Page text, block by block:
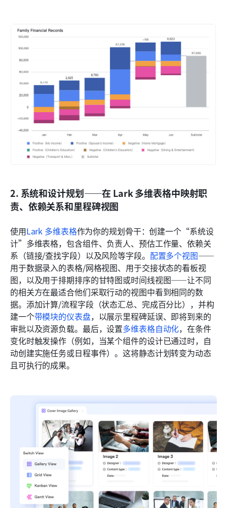
2. 系统和设计规划——在 Lark 多维表格中映射职
责、依赖关系和里程碑视图
使用Lark 多维表格作为你的规划骨干：创建一个“系统设
计”多维表格，包含组件、负责人、预估工作量、依赖关
系（链接/查找字段）以及风险等字段。 配置多个视图——
用于数据录入的表格/网格视图、用于交接状态的看板视
图，以及用于排期排序的甘特图或时间线视图——让不同
的相关方在最适合他们采取行动的视图中看到相同的数
据。添加计算/流程字段（状态汇总、完成百分比），并构
建一个带模块的仪表盘，以展示里程碑延误、即将到来的
审批以及资源负载。最后，设置多维表格自动化，在条件
变化时触发操作（例如，当某个组件的设计已通过时，自
动创建实施任务或日程事件）。这将静态计划转变为动态
且可执行的成果。